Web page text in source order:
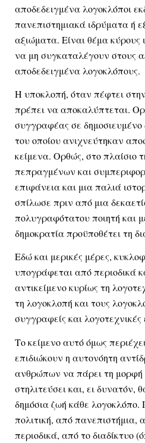
αποδεδειγμένα λογοκλόποι
πανεπιστημιακά ιδρύματα ή
αξιώματα. Είναι θέμα
να μη συγκαταλέγουν στους
αποδεδειγμένα λογοκλόπους.
Η υποκλοπή, όταν πέφτει
πρέπει να αποκαλύπτεται.
συγγραφέας σε
του οποίου ανιχνεύτηκαν
κείμενα. Ορθώς, στο πλαίσιο
πεπραγμένων και
επιφάνεια και μια παλιά
σπίλωσε πριν από μια
πολυγραφότατου ποιητή και
δημοκρατία προϋποθέτει τη
Εδώ και μερικές μέρες,
υπογράφεται από περιοδικά
αντικείμενο κυρίως τη
τη λογοκλοπή και τους
συγγραφείς και λογοτεχνικές
Το κείμενο αυτό όμως
επιδιώκουν η αυτονόητη
ανθρώπων να πάρει τη μορφή
στηλιτεύσει και, ει δυνατόν,
δημόσια ζωή κάθε λογοκλόπο.
πολιτική, από πανεπιστήμια,
περιοδικά, από το διαδίκτυο